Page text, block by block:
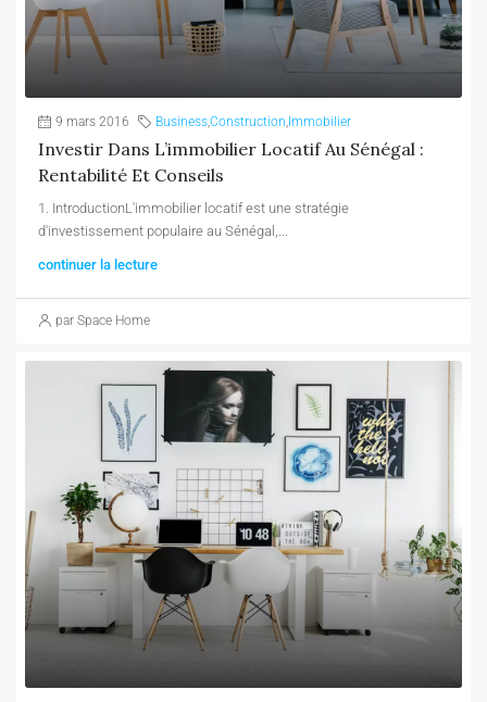
9 mars 2016 BusinessConstruction Immobilier
Investir Dans L’immobilier Locatif Au Sénégal :
Rentabilité Et Conseils
1. IntroductionL'immobilier locatif est une stratégie
d'investissement populaire au Sénégal,...
continuer la lecture
par Space Home